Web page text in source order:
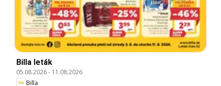
Billa leták
05.08.2026- 11.08.2026
Billa